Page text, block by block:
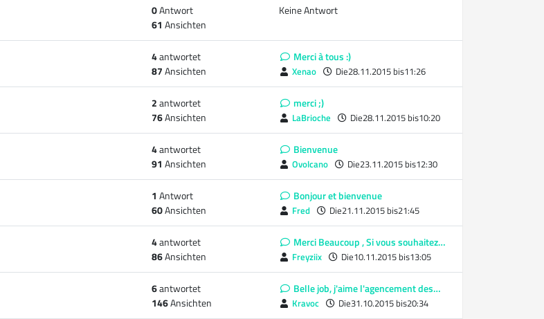
0Antwort
61 Ansichten
Keine Antwort
4antwortet
87Ansichten
Merci à tous :)
Xenao Die28.11.2015 bis11:26
2antwortet
76Ansichten
merci ;)
LaBrioche Die28.11.2015 bis10:20
4antwortet
91 Ansichten
Bienvenue
Ovolcano Die23.11.2015 bis12:30
1 Antwort
60Ansichten
Bonjour et bienvenue
Fred Die21.11.2015 bis21:45
4antwortet
86Ansichten
Merci Beaucoup , Si vous souhaitez…
Freyziix Die10.11.2015 bis13:05
6antwortet
146Ansichten
Belle job, j'aime l'agencement des…
Kravoc Die31.10.2015 bis20:34